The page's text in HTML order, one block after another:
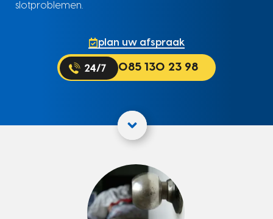
slotproblemen.
plan uw afspraak
085 130 23 98